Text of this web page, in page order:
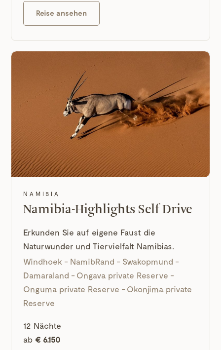
Reise ansehen
NAMIBIA
Namibia-Highlights Self Drive
Erkunden Sie auf eigene Faust die
Naturwunder und Tiervielfalt Namibias.
Windhoek - NamibRand - Swakopmund -
Damaraland - Ongava private Reserve -
Onguma private Reserve - Okonjima private
Reserve
12 Nächte
ab € 6.150